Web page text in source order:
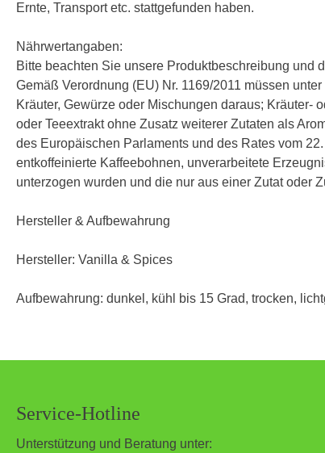
Ernte, Transport etc. stattgefunden haben.
Nährwertangaben:
Bitte beachten Sie unsere Produktbeschreibung und
Gemäß Verordnung (EU) Nr. 1169/2011 müssen
Kräuter, Gewürze oder Mischungen daraus; Kräuter-
oder Teeextrakt ohne Zusatz weiterer Zutaten als
des Europäischen Parlaments und des Rates vom
entkoffeinierte Kaffeebohnen, unverarbeitete
unterzogen wurden und die nur aus einer Zutat oder
Hersteller & Aufbewahrung
Hersteller: Vanilla & Spices
Aufbewahrung: dunkel, kühl bis 15 Grad, trocken,
Service-Hotline
Unterstützung und Beratung unter: